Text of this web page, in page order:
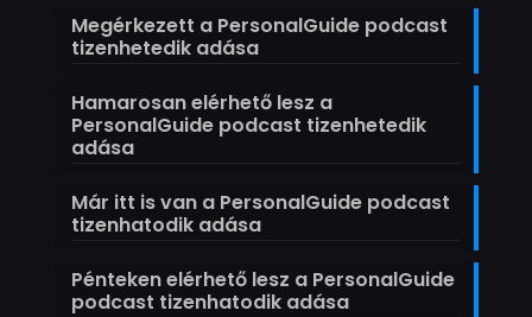
Megérkezett a PersonalGuide podcast
tizenhetedik adása
Hamarosan elérhető lesz a
PersonalGuide podcast tizenhetedik
adása
Már itt is van a PersonalGuide podcast
tizenhatodik adása
Pénteken elérhető lesz a PersonalGuide
podcast tizenhatodik adása